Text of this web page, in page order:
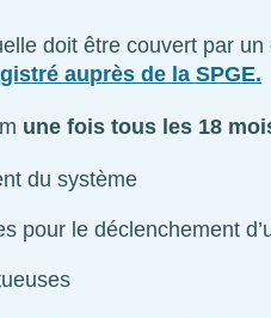
doit être couvert par
auprès de la SPGE.
une fois tous les 18
du système
pour le déclenchement